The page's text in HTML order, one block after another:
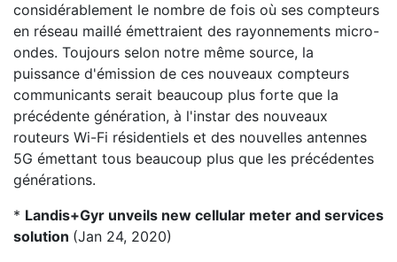
considérablement le nombre de fois où ses compteurs
en réseau maillé émettraient des rayonnements micro-
ondes. Toujours selon notre même source, la
puissance d'émission de ces nouveaux compteurs
communicants serait beaucoup plus forte que la
précédente génération, à l'instar des nouveaux
routeurs Wi-Fi résidentiels et des nouvelles antennes
5G émettant tous beaucoup plus que les précédentes
générations.
* Landis+Gyr unveils new cellular meter and services
solution (Jan 24, 2020)